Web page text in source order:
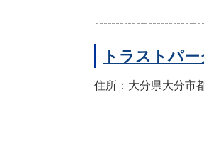
トラストパ
住所：大分県大分市